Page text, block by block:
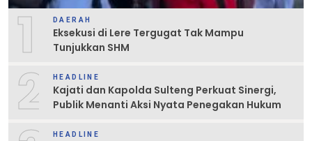
1 DAERAH
Eksekusi di Lere Tergugat Tak Mampu
Tunjukkan SHM
2 HEADLINE
Kajati dan Kapolda Sulteng Perkuat Sinergi,
Publik Menanti Aksi Nyata Penegakan Hukum
HEADLINE